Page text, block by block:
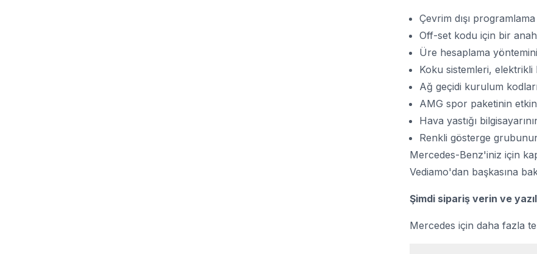
Çevrim dışı
Off-set kodu için bir
Üre hesaplama
Koku sistemleri,
Ağ geçidi kurulum
AMG spor paketinin
Hava yastığı
Renkli gösterge grubunun
Mercedes-Benz'iniz için
Vediamo'dan başkasına
Şimdi sipariş verin ve
Mercedes için daha fazla